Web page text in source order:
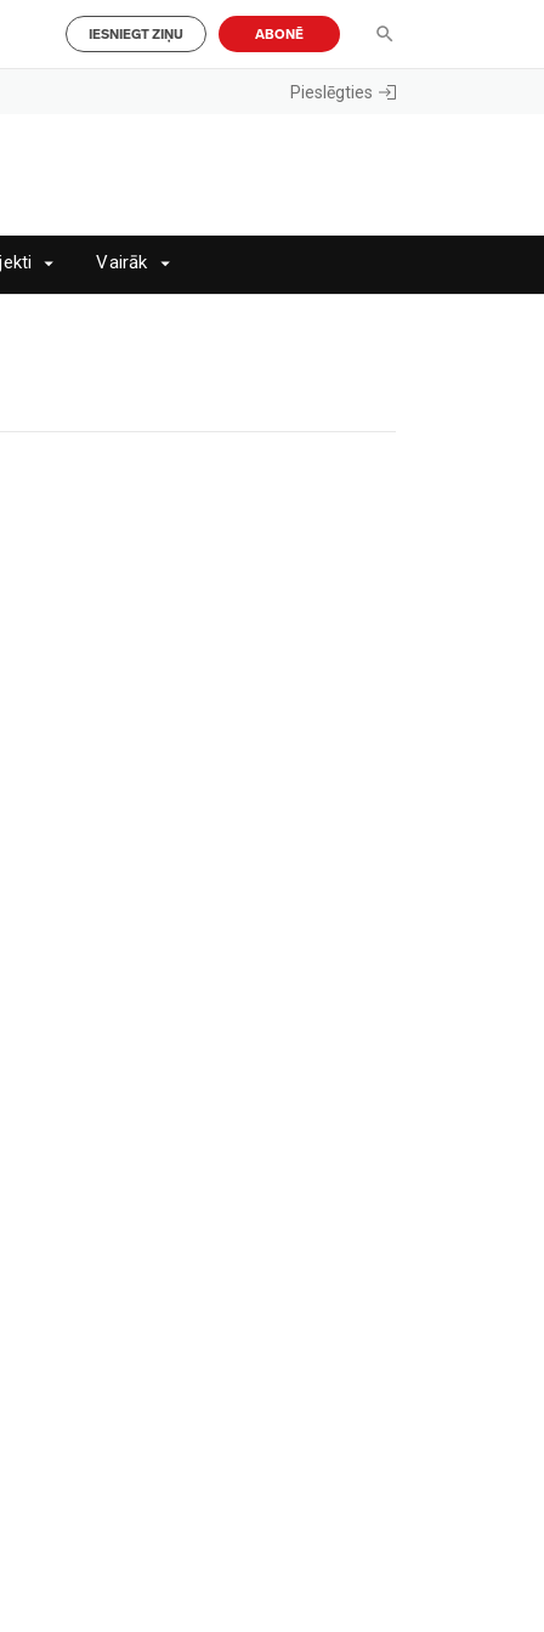
IESNIEGT ZIŅU ABONĒ
Pieslēgties
Vairāk